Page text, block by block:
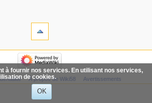
à fournir nos services. En utilisant nos services,
de cookies.
OK
À propos de Wiki58 Avertissements